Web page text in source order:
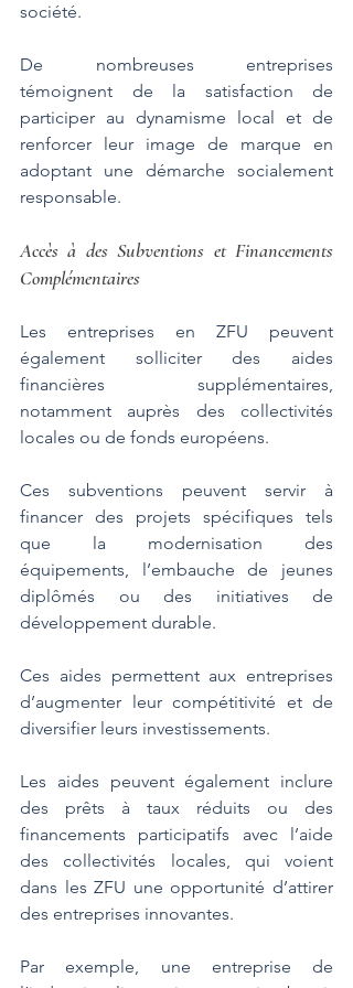
société.
De nombreuses entreprises
témoignent de la satisfaction de
participer au dynamisme local et de
renforcer leur image de marque en
adoptant une démarche socialement
responsable.
Accès à des Subventions et Financements
Complémentaires
Les entreprises en ZFU peuvent
également solliciter des aides
financières supplémentaires,
notamment auprès des collectivités
locales ou de fonds européens.
Ces subventions peuvent servir à
financer des projets spécifiques tels
que la modernisation des
équipements, l’embauche de jeunes
diplômés ou des initiatives de
développement durable.
Ces aides permettent aux entreprises
d’augmenter leur compétitivité et de
diversifier leurs investissements.
Les aides peuvent également inclure
des prêts à taux réduits ou des
financements participatifs avec l’aide
des collectivités locales, qui voient
dans les ZFU une opportunité d’attirer
des entreprises innovantes.
Par exemple, une entreprise de